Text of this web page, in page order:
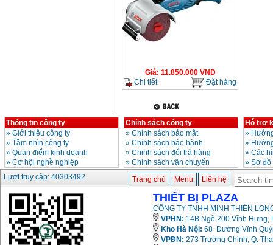
Giá: 11.850.000VND
Chi tiết
Đặt hàng
Thông tin công ty
» Giới thiệu công ty
» Tầm nhìn công ty
» Quan điểm kinh doanh
» Cơ hội nghề nghiệp
Chính sách công ty
» Chính sách bảo mật
» Chính sách bảo hành
» Chinh sách đổi trả hàng
» Chính sách vận chuyển
Hỗ trợ
»
»
» Các
» Sơ
Lượt truy cập: 40303492
Trang chủ Menu Liên hệ
THIẾT BỊ PLAZA
CÔNG TY TNHH MINH THIÊN
VPHN: 14B Ngõ 200 Vĩnh Hưng,
Kho Hà Nội: 68 Đường Vĩnh
VPĐN: 273 Trường Chinh, Q.